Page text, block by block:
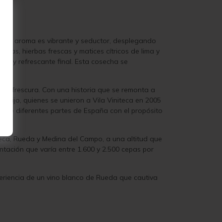
aroma es vibrante y seductor, desplegando
hierbas frescas y matices cítricos de lima y
y refrescante final. Esta cosecha se
y frescura. Con una historia que se remonta a
hijo, quienes se unieron a Vila Viniteca en 2005
de diferentes partes de España con el propósito
Rueda y Medina del Campo, a una altitud que
que varía entre 1.600 y 2.500 cepas por
de un vino blanco de Rueda que cautiva